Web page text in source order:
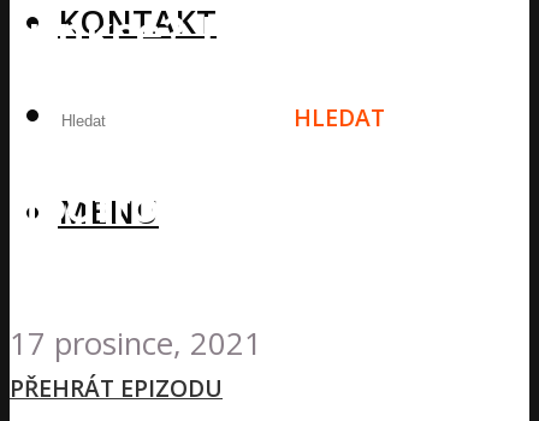
KONTAKT
HLEDAT
MENU
funkce? Funkce
nootropika na jeho
17 prosince, 2021
PŘEHRÁT EPIZODU